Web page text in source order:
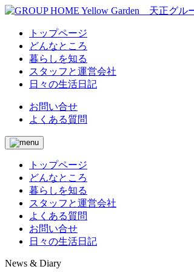
トップページ
どんなところ
暮らしを知る
スタッフと運営会社
日々の生活日記
お問い合せ
よくある質問
トップページ
どんなところ
暮らしを知る
スタッフと運営会社
よくある質問
お問い合せ
日々の生活日記
News & Diary